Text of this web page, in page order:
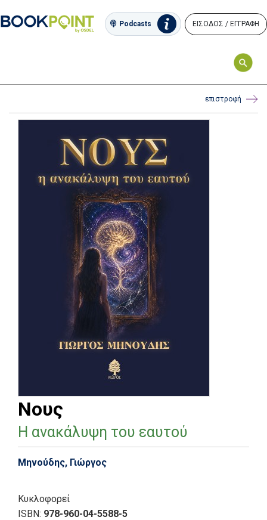
Podcasts ΕΙΣΟΔΟΣ / ΕΓΓΡΑΦΗ
επιστροφή
Νους
Η ανακάλυψη του εαυτού
Μηνούδης, Γιώργος
Κυκλοφορεί
ISBN: 978-960-04-5588-5